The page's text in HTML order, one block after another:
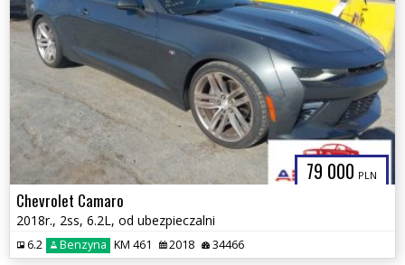
79 000 PLN
Chevrolet Camaro
2018r., 2ss, 6.2L, od ubezpieczalni
6.2 Benzyna KM 461 2018 34466